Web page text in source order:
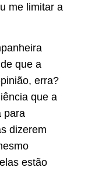
me limitar a
que a
erra?
que a
para
dizerem
estão